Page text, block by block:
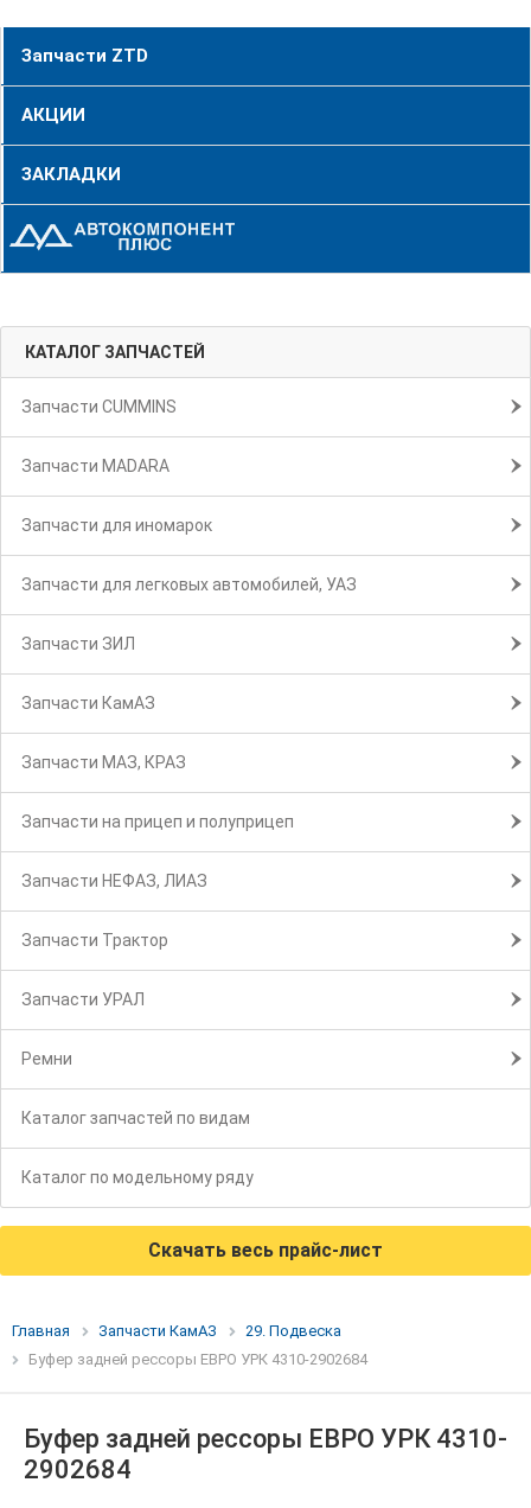
Запчасти ZTD
АКЦИИ
ЗАКЛАДКИ
КАТАЛОГ ЗАПЧАСТЕЙ
Запчасти CUMMINS
Запчасти MADARA
Запчасти для иномарок
Запчасти для легковых автомобилей, УАЗ
Запчасти ЗИЛ
Запчасти КамАЗ
Запчасти МАЗ, КРАЗ
Запчасти на прицеп и полуприцеп
Запчасти НЕФАЗ, ЛИАЗ
Запчасти Трактор
Запчасти УРАЛ
Ремни
Каталог запчастей по видам
Каталог по модельному ряду
Скачать весь прайс-лист
Главная Запчасти КамАЗ
29. Подвеска
Буфер задней рессоры ЕВРО УРК 4310-2902684
Буфер задней рессоры ЕВРО УРК 4310-
2902684